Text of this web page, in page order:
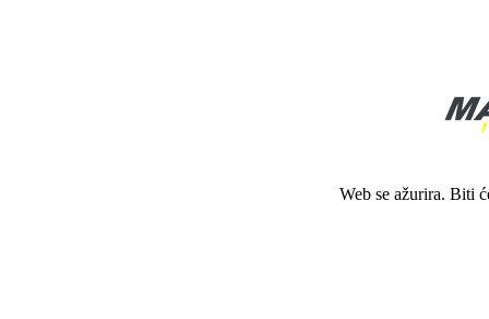
Web se ažurira. Biti